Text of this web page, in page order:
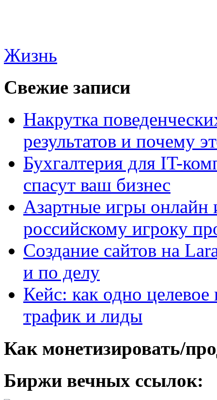
Жизнь
Свежие записи
Накрутка
результатов и почему
Бухгалтерия для IT-
спасут ваш бизнес
Азартные игры онлайн
российскому игроку
Создание сайтов на
и по делу
Кейс: как одно
трафик и лиды
Как монетизировать/
Биржи вечных ссылок: